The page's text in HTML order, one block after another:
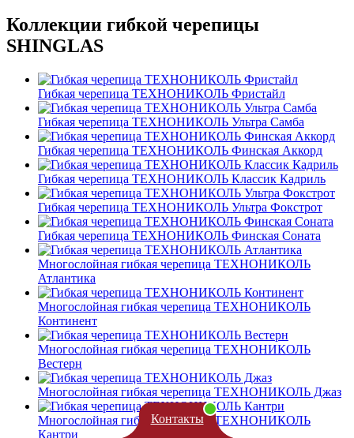
Коллекции гибкой черепицы
SHINGLAS
Гибкая черепица ТЕХНОНИКОЛЬ Фристайл
Гибкая черепица ТЕХНОНИКОЛЬ Ультра Самба
Гибкая черепица ТЕХНОНИКОЛЬ Финская Аккорд
Гибкая черепица ТЕХНОНИКОЛЬ Классик Кадриль
Гибкая черепица ТЕХНОНИКОЛЬ Ультра Фокстрот
Гибкая черепица ТЕХНОНИКОЛЬ Финская Соната
Многослойная гибкая черепица ТЕХНОНИКОЛЬ
Атлантика
Многослойная гибкая черепица ТЕХНОНИКОЛЬ
Континент
Многослойная гибкая черепица ТЕХНОНИКОЛЬ
Вестерн
Многослойная гибкая черепица ТЕХНОНИКОЛЬ Джаз
Многослойная гибкая черепица ТЕХНОНИКОЛЬ
Кантри
Контакты